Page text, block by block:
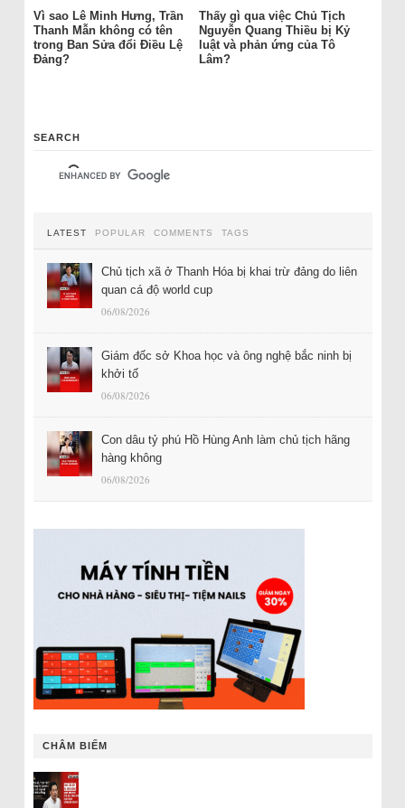
Vì sao Lê Minh Hưng, Trần
Thanh Mẫn không có tên
trong Ban Sửa đổi Điều Lệ
Đảng?
Thấy gì qua việc Chủ Tịch
Nguyễn Quang Thiều bị Kỷ
luật và phản ứng của Tô
Lâm?
SEARCH
LATEST POPULAR COMMENTS TAGS
Chủ tịch xã ở Thanh Hóa bị khai trừ đảng do liên
quan cá độ world cup
06/08/2026
Giám đốc sở Khoa học và ông nghệ bắc ninh bị
khởi tố
06/08/2026
Con dâu tỷ phú Hồ Hùng Anh làm chủ tịch hãng
hàng không
06/08/2026
CHÂM BIẾM